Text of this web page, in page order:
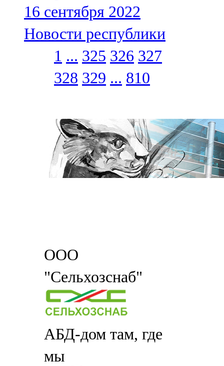
16 сентября 2022
Новости республики
1 ... 325 326 327
328 329 ... 810
ООО
"Сельхозснаб"
АБД-дом там, где
мы